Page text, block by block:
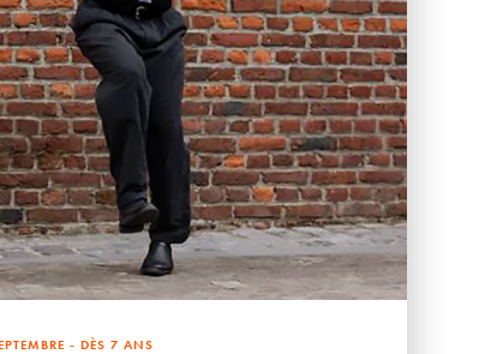
- DÈS 7 ANS